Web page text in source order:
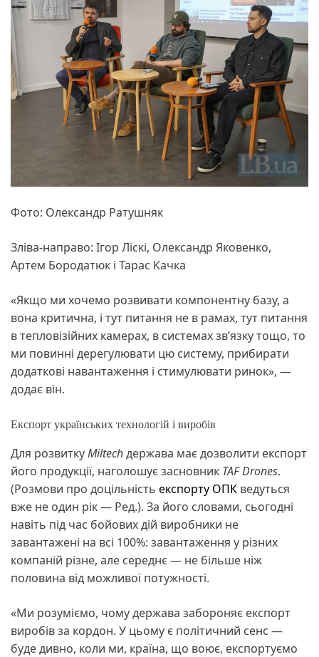
Фото: Олександр Ратушняк
Зліва-направо: Ігор Ліскі, Олександр Яковенко,
Артем Бородатюк і Тарас Качка
«Якщо ми хочемо розвивати компонентну базу, а
вона критична, і тут питання не в рамах, тут питання
в тепловізійних камерах, в системах зв’язку тощо, то
ми повинні дерегулювати цю систему, прибирати
додаткові навантаження і стимулювати ринок», —
додає він.
Експорт українських технологій і виробів
Для розвиткуMiltechдержава має дозволити експорт
його продукції, наголошує засновник TAF Drones.
(Розмови про доцільність експорту ОПК ведуться
вже не один рік — Ред.). За його словами, сьогодні
навіть під час бойових дій виробники не
завантажені на всі 100%: завантаження у різних
компаній різне, але середнє — не більше ніж
половина від можливої потужності.
«Ми розуміємо, чому держава забороняє експорт
виробів за кордон. У цьому є політичний сенс —
буде дивно, коли ми, країна, що воює, експортуємо